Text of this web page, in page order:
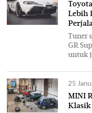
Lebih
Tuner
GR
untuk
25
MINI
Klasik